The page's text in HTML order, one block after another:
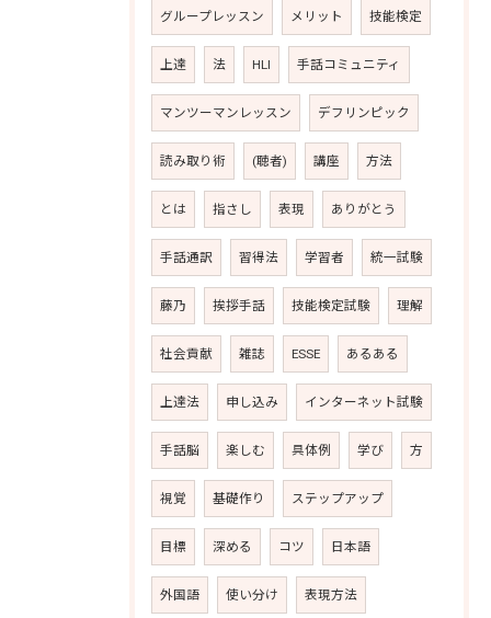
グループレッスン メリット 技能検定
上達 法 HLI 手話コミュニティ
マンツーマンレッスン デフリンピック
読み取り術 (聴者) 講座 方法
とは 指さし 表現 ありがとう
手話通訳 習得法 学習者 統一試験
藤乃 挨拶手話 技能検定試験 理解
社会貢献 雑誌 ESSE あるある
上達法 申し込み インターネット試験
手話脳 楽しむ 具体例 学び 方
視覚 基礎作り ステップアップ
目標 深める コツ 日本語
外国語 使い分け 表現方法